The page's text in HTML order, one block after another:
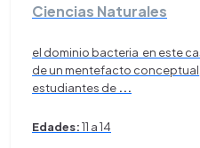
Ciencias Naturales
el dominio bacteria en este
de un mentefacto
estudiantes de ...
Edades:11 a 14